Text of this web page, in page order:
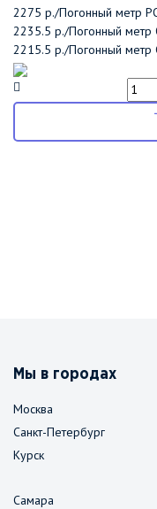
2275 р./Погонный метр
2235.5 р./Погонный метр
2215.5 р./Погонный метр
Мы в городах
Москва
Санкт-Петербург
Курск
Самара